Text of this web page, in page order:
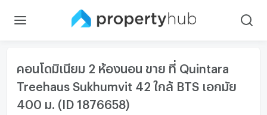
คอนโดมิเนียม 2 ห้องนอน ขาย ที่ Quintara
Treehaus Sukhumvit 42 ใกล้ BTS เอกมัย
400 ม. (ID 1876658)